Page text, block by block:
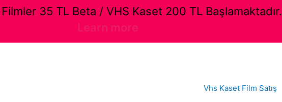
Vhs Kaset Film Satış
35 TL Beta / VHS Kaset 200 TL Başlamaktadır.
Learn more